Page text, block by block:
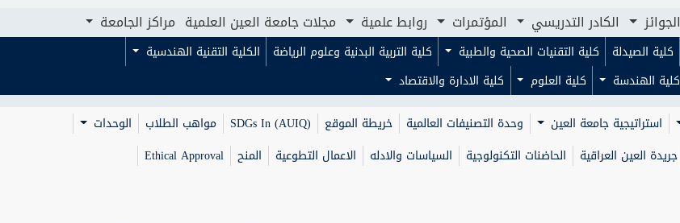
الجوائز الكادر التدريسي المؤتمرات روابط علمية مجلات جامعة العين العلمية مراكز الجامعة
كلية الصيدلة كلية التقنيات الصحية والطبية كلية التربية البدنية وعلوم الرياضة
الكلية التقنية الهندسية
كلية الهندسة كلية العلوم
كلية الادارة والاقتصاد
استراتيجية جامعة العين وحدة التصنيفات العالمية خريطة الموقع SDGs In (AUIQ) مواهب الطلاب
الوحدات
جريدة العين العراقية الحاضنات التكنولوجية السياسات والادله الاعمال التطوعية المنح
Ethical Approval